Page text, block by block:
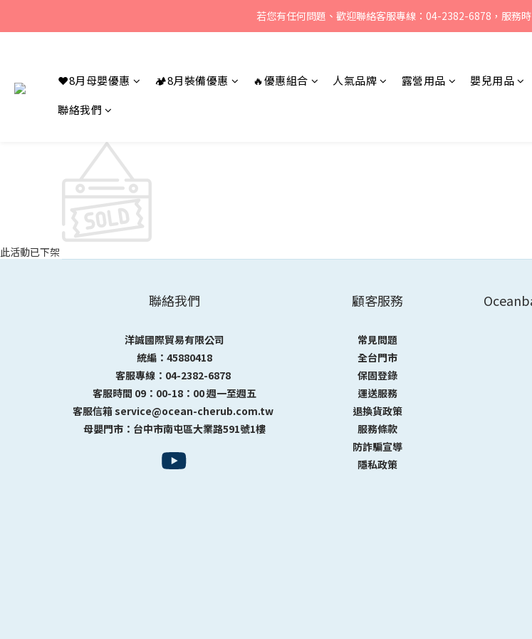
若您有任何問題、歡迎聯絡客服專線：04-2382-6878，服務
若您有任何問題、歡迎聯絡客服專線：04-2382-6878，服務
媽咪們! 點我加@oceanbaby LINE好友，
❤️8月母嬰優惠 🏕️8月裝備優惠 🔥優惠組合 人氣品牌 露營用品 嬰兒用品
聯絡我們
此活動已下架
聯絡我們
洋誠國際貿易有限公司
統編：45880418
客服專線：04-2382-6878
客服時間 09：00-18：00 週一至週五
客服信箱 service@ocean-cherub.com.tw
母嬰門市：台中市南屯區大業路591號1樓
顧客服務
常見問題
全台門市
保固登錄
運送服務
退換貨政策
服務條款
防詐騙宣導
隱私政策